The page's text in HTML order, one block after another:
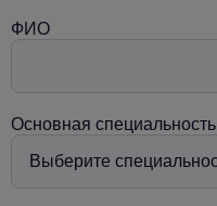
ФИО
Основная специальность